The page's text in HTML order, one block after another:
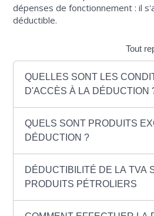
dépenses de fonctionnement : il
déductible.
Tout
QUELLES SONT LES
D'ACCÈS À LA DÉDUCTION
QUELS SONT PRODUITS
DÉDUCTION ?
DÉDUCTIBILITÉ DE LA TVA
PRODUITS PÉTROLIERS